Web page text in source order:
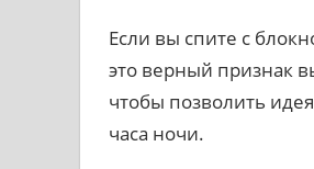
Если вы спите с
это верный признак
чтобы позволить
часа ночи.